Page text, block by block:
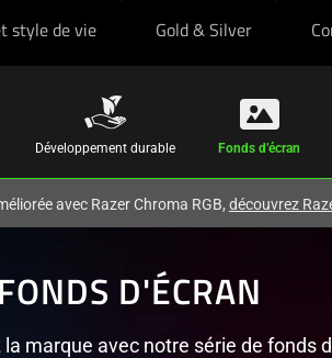
style de vie Gold & Silver
Développement durable Fonds d’écran
avec Razer Chroma RGB, découvrez
D'ÉCRAN
marque avec notre série de fonds